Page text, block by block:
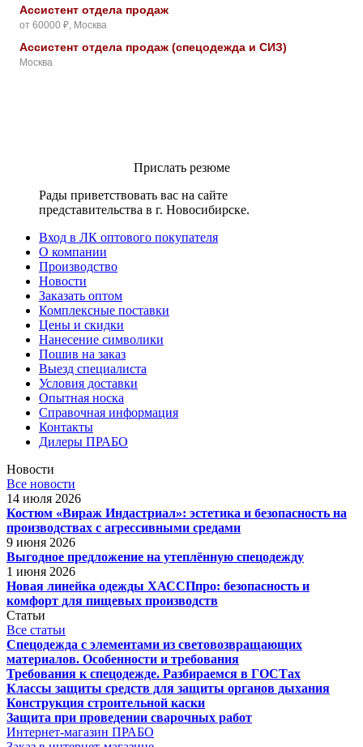
Ассистент отдела продаж
от 60000 ₽, Москва
Ассистент отдела продаж (спецодежда и СИЗ)
Москва
Прислать резюме
Рады приветствовать вас на сайте
представительства в г. Новосибирске.
Вход в ЛК оптового покупателя
О компании
Производство
Новости
Заказать оптом
Комплексные поставки
Цены и скидки
Нанесение символики
Пошив на заказ
Выезд специалиста
Условия доставки
Опытная носка
Справочная информация
Контакты
Дилеры ПРАБО
Новости
Все новости
14 июля 2026
Костюм «Вираж Индастриал»: эстетика и безопасность на
производствах с агрессивными средами
9 июня 2026
Выгодное предложение на утеплённую спецодежду
1 июня 2026
Новая линейка одежды ХАССПпро: безопасность и
комфорт для пищевых производств
Статьи
Все статьи
Спецодежда с элементами из световозвращающих
материалов. Особенности и требования
Требования к спецодежде. Разбираемся в ГОСТах
Классы защиты средств для защиты органов дыхания
Конструкция строительной каски
Защита при проведении сварочных работ
Интернет-магазин ПРАБО